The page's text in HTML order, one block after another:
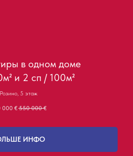
в одном доме
и 2 сп / 100м²
Розино, 5 этаж
000 € 550 000 €
ИНФО